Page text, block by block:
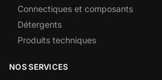
Connectiques et composants
Détergents
Produits techniques
NOS SERVICES